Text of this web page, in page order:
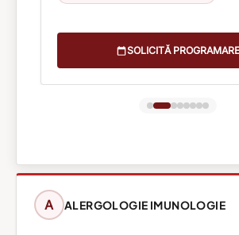
SOLICITĂ PROGRAMARE
A ALERGOLOGIE IMUNOLOGIE